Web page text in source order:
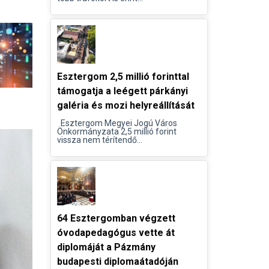
Esztergom 2,5 millió forinttal
támogatja a leégett párkányi
galéria és mozi helyreállítását
Esztergom Megyei Jogú Város
Önkormányzata 2,5 millió forint
vissza nem térítendő...
64 Esztergomban végzett
óvodapedagógus vette át
diplomáját a Pázmány
budapesti diplomaátadóján